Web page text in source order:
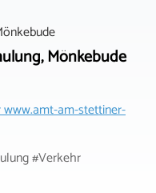
Mönkebude
www.amt-am-stettiner-
#Verkehr